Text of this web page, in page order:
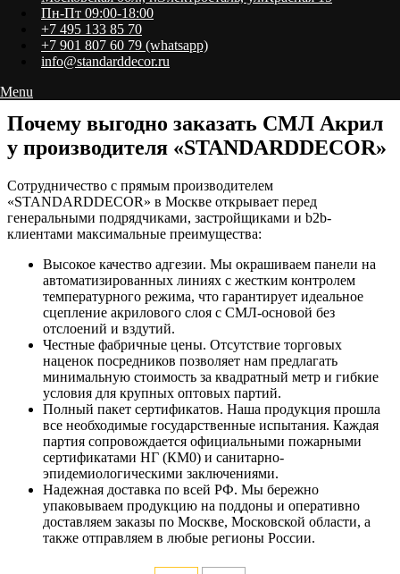
Пн-Пт 09:00-18:00
+7 495 133 85 70
+7 901 807 60 79 (whatsapp)
info@standarddecor.ru
Menu
постоянную дезинфекцию и кварцевание).
Образовательные центры: детские сады, школы, вузы,
лектории и спортивные залы.
Объекты повышенной проходимости: вокзалы,
аэропорты, гостиницы, рестораны, кинотеатры и
Почему выгодно заказать СМЛ Акрил
у производителя «STANDARDDECOR»
Сотрудничество с прямым производителем
«STANDARDDECOR» в Москве открывает перед
генеральными подрядчиками, застройщиками и b2b-
клиентами максимальные преимущества:
Высокое качество адгезии. Мы окрашиваем панели на
автоматизированных линиях с жестким контролем
температурного режима, что гарантирует идеальное
сцепление акрилового слоя с СМЛ-основой без
отслоений и вздутий.
Честные фабричные цены. Отсутствие торговых
наценок посредников позволяет нам предлагать
минимальную стоимость за квадратный метр и гибкие
условия для крупных оптовых партий.
Полный пакет сертификатов. Наша продукция прошла
все необходимые государственные испытания. Каждая
партия сопровождается официальными пожарными
сертификатами НГ (КМ0) и санитарно-
эпидемиологическими заключениями.
Надежная доставка по всей РФ. Мы бережно
упаковываем продукцию на поддоны и оперативно
доставляем заказы по Москве, Московской области, а
также отправляем в любые регионы России.